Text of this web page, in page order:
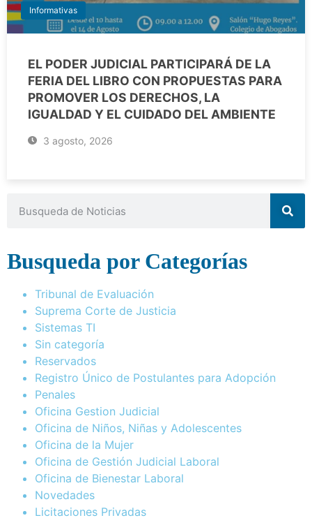
Informativas
EL PODER JUDICIAL PARTICIPARÁ DE LA
FERIA DEL LIBRO CON PROPUESTAS PARA
PROMOVER LOS DERECHOS, LA
IGUALDAD Y EL CUIDADO DEL AMBIENTE
3 agosto, 2026
Busqueda por Categorías
Tribunal de Evaluación
Suprema Corte de Justicia
Sistemas TI
Sin categoría
Reservados
Registro Único de Postulantes para Adopción
Penales
Oficina Gestion Judicial
Oficina de Niños, Niñas y Adolescentes
Oficina de la Mujer
Oficina de Gestión Judicial Laboral
Oficina de Bienestar Laboral
Novedades
Licitaciones Privadas